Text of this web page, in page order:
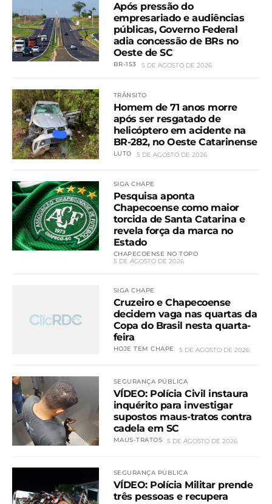
Após pressão do
empresariado e audiências
públicas, Governo Federal
adia concessão de BRs no
Oeste de SC
BR-153 5 DE AGOSTO DE 2026
TRÂNSITO
Homem de 71 anos morre
após ser resgatado de
helicóptero em acidente na
BR-282, no Oeste Catarinense
LUTO 5 DE AGOSTO DE 2026
SIGA CHAPE
Pesquisa aponta
Chapecoense como maior
torcida de Santa Catarina e
revela força da marca no
Estado
CHAPECOENSE NO TOPO
5 DE AGOSTO DE 2026
SIGA CHAPE
Cruzeiro e Chapecoense
decidem vaga nas quartas da
Copa do Brasil nesta quarta-
feira
HOJE TEM CHAPE 5 DE AGOSTO DE 2026
SEGURANÇA PÚBLICA
VÍDEO: Polícia Civil instaura
inquérito para investigar
supostos maus-tratos contra
cadela em SC
MAUS-TRATOS 5 DE AGOSTO DE 2026
SEGURANÇA PÚBLICA
VÍDEO: Polícia Militar prende
três pessoas e recupera